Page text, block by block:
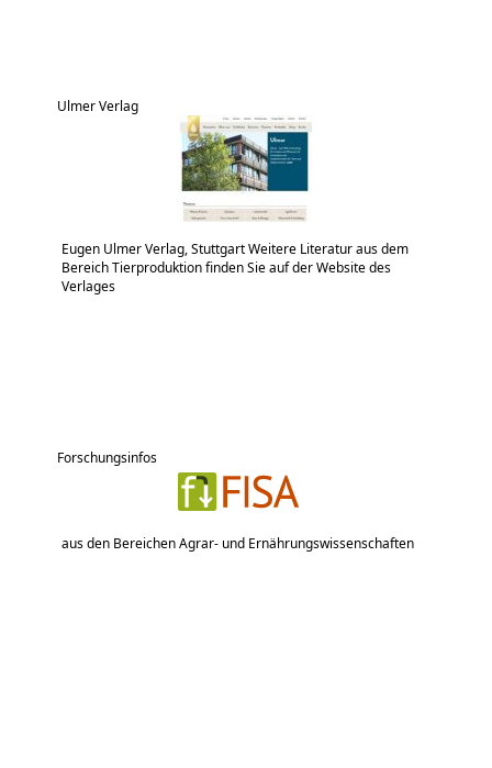
Ulmer Verlag
Eugen Ulmer Verlag, Stuttgart Weitere Literatur aus dem
Bereich Tierproduktion finden Sie auf der Website des
Verlages
Forschungsinfos
aus den Bereichen Agrar- und Ernährungswissenschaften